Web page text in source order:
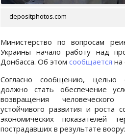
depositphotos.com
Министерство по вопросам
Украины начало работу над
Донбасса. Об этом сообщается на
Согласно сообщению, целью
должно стать обеспечение
возвращения человеческого
устойчивого развития и роста
экономических показателей
пострадавших в результате